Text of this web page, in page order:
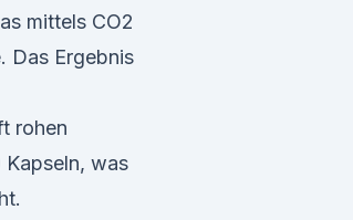
mittels CO2
Das Ergebnis
rohen
was